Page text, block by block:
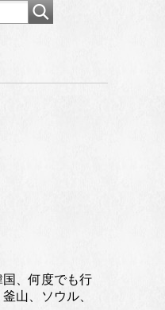
、何度でも行
山、ソウル、